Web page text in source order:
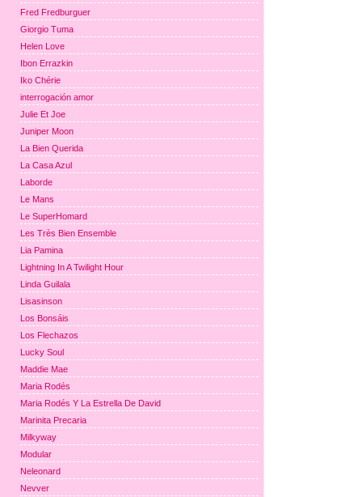
Fred Fredburguer
Giorgio Tuma
Helen Love
Ibon Errazkin
Iko Chérie
interrogación amor
Julie Et Joe
Juniper Moon
La Bien Querida
La Casa Azul
Laborde
Le Mans
Le SuperHomard
Les Très Bien Ensemble
Lia Pamina
Lightning In A Twilight Hour
Linda Guilala
Lisasinson
Los Bonsáis
Los Flechazos
Lucky Soul
Maddie Mae
Maria Rodés
Maria Rodés Y La Estrella De David
Marinita Precaria
Milkyway
Modular
Neleonard
Nevver